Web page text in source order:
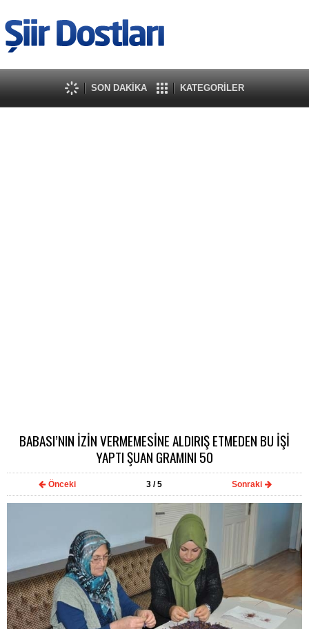
SON DAKİKA KATEGORİLER
BABASI’NIN İZİN VERMEMESİNE ALDIRIŞ ETMEDEN BU İŞİ
YAPTI ŞUAN GRAMINI 50
Önceki 3 / 5 Sonraki